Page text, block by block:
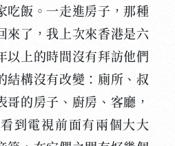
吃飯。一走進房子，那種
來了，我上次來香港是六
以上的時間沒有拜訪他們
結構沒有改變：廁所、叔
哥的房子、廚房、客廳，
到電視前面有兩個大大